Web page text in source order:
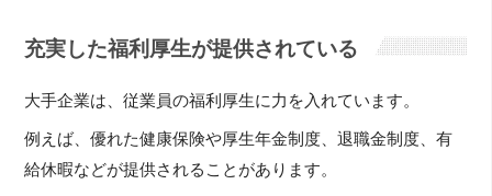
充実した福利厚生が提供されている
大手企業は、従業員の福利厚生に力を入れています。
例えば、優れた健康保険や厚生年金制度、退職金制度、有
給休暇などが提供されることがあります。